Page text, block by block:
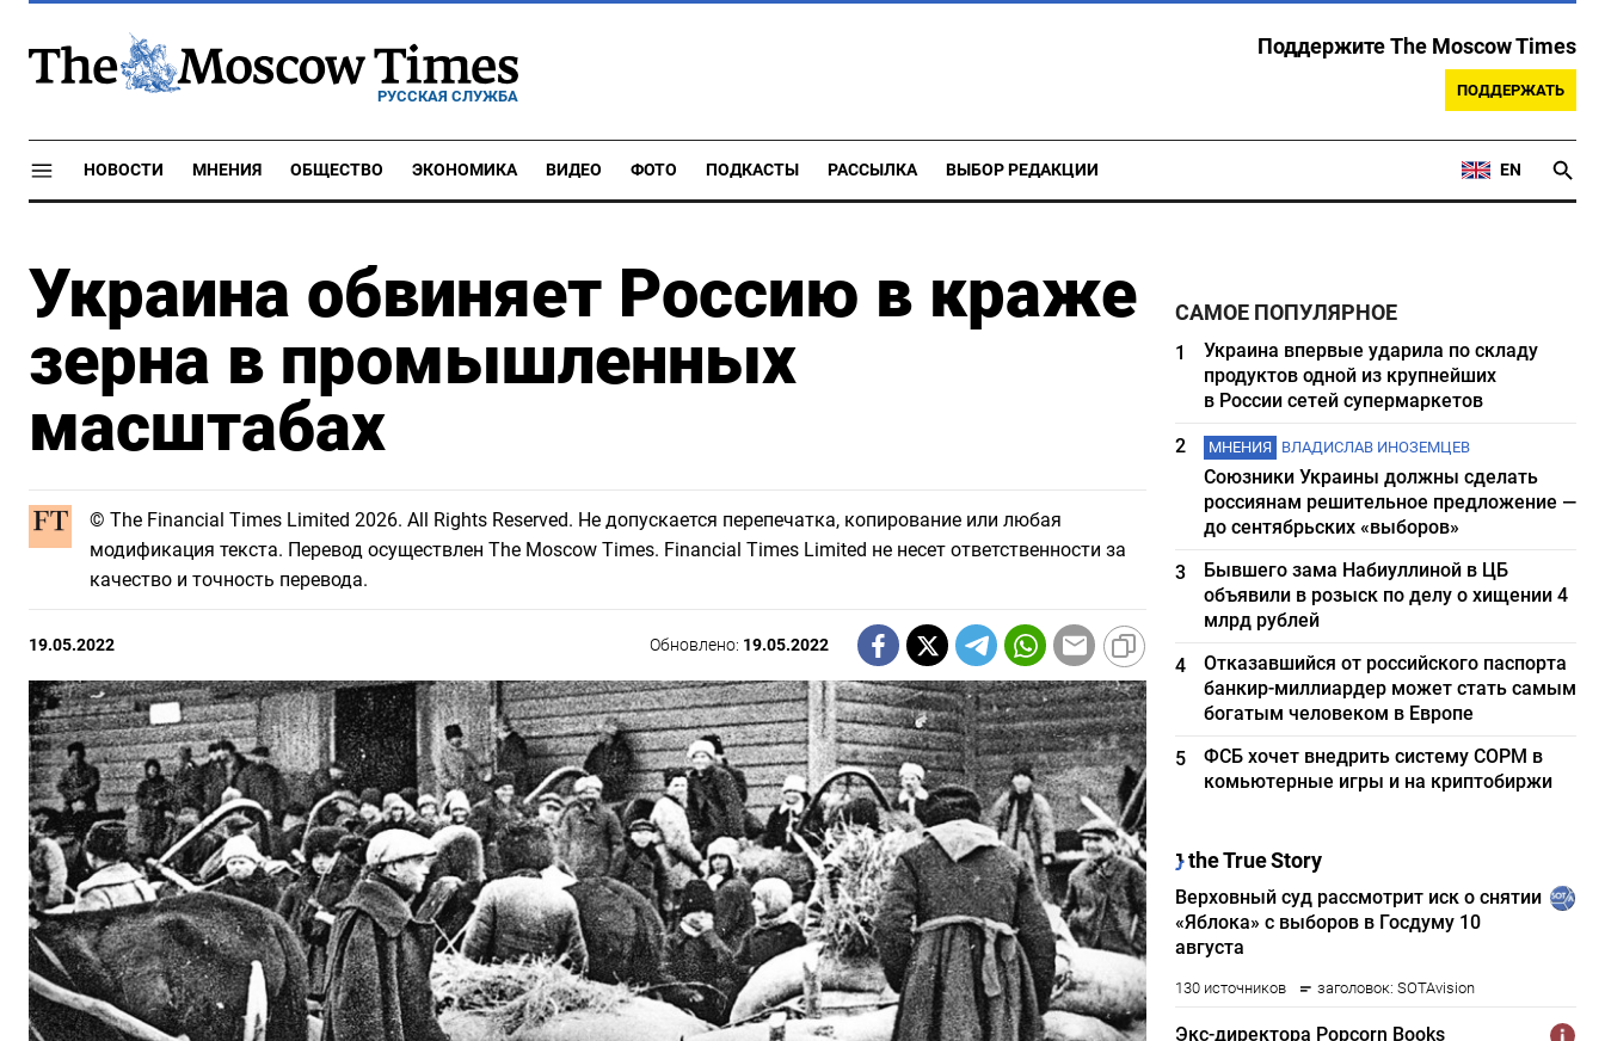
РУССКАЯ СЛУЖБА
Поддержите The Moscow Times
ПОДДЕРЖАТЬ
НОВОСТИ МНЕНИЯ ОБЩЕСТВО ЭКОНОМИКА ВИДЕО ФОТО ПОДКАСТЫ РАССЫЛКА ВЫБОР РЕДАКЦИИ EN
Украина обвиняет Россию в краже
зерна в промышленных
масштабах
© The Financial Times Limited 2026. All Rights Reserved. Не допускается перепечатка, копирование или любая
модификация текста. Перевод осуществлен The Moscow Times. Financial Times Limited не несет ответственности за
качество и точность перевода.
19.05.2022 Обновлено: 19.05.2022
САМОЕ ПОПУЛЯРНОЕ
1
Украина впервые ударила по складу
продуктов одной из крупнейших
в России сетей супермаркетов
2
МНЕНИЯ ВЛАДИСЛАВ ИНОЗЕМЦЕВ
Союзники Украины должны сделать
россиянам решительное предложение —
до сентябрьских «выборов»
3
Бывшего зама Набиуллиной в ЦБ
объявили в розыск по делу о хищении 4
млрд рублей
4
Отказавшийся от российского паспорта
банкир-миллиардер может стать самым
богатым человеком в Европе
5
ФСБ хочет внедрить систему СОРМ в
комьютерные игры и на криптобиржи